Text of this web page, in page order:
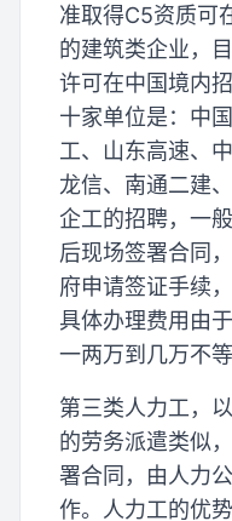
准取得C5资质可
的建筑类企业，
许可在中国境内
十家单位是：中
工、山东高速、
龙信、南通二建
企工的招聘，一
后现场签署合同
府申请签证手续
具体办理费用由
一两万到几万不等
第三类人力工，
的劳务派遣类似
署合同，由人力
作。人力工的优